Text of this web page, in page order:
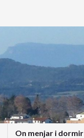
On menjar i dormir